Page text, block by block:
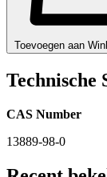
Toevoegen aan
Technische
CAS Number
13889-98-0